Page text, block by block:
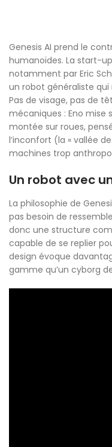
Genesis AI prend le
humanoïdes. La start-
notamment par Eric
un robot généraliste qui
Pas de visage, pas de
mécaniques : Eno mise
montée sur roues,
l’inconfort (la « vallée
machines trop
Un robot avec
La philosophie de
pas besoin de
donc une structure
capable de se replier
design évoque
gamme qu’un cyborg